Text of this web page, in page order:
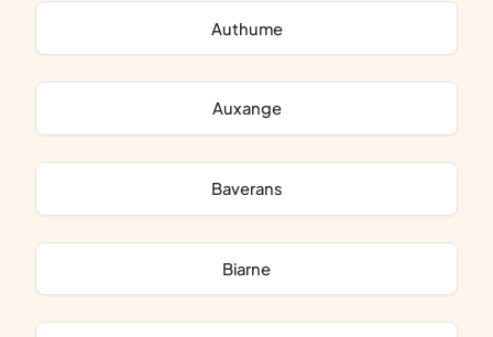
Authume
Auxange
Baverans
Biarne